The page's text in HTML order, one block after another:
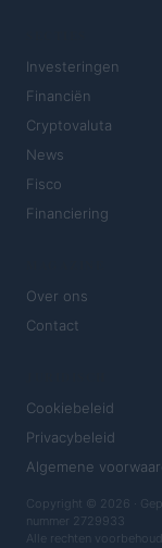
Investeringen
Financiën
Cryptovaluta
News
Fisco
Financiering
Over ons
Contact
Cookiebeleid
Privacybeleid
Algemene
Copyright © 2026 ·
nummer 2729933
Alle rechten